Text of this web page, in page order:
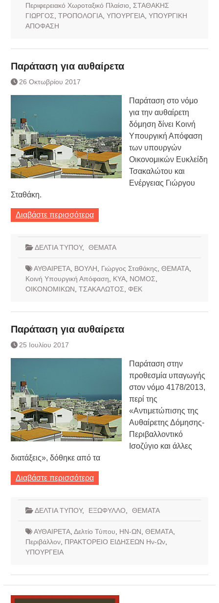
Περιφερειακό Χωροταξικό Πλαίσιο
ΣΤΑΘΑΚΗΣ
ΓΙΩΡΓΟΣ ΤΡΟΠΟΛΟΓΙΑ, ΥΠΟΥΡΓΕΙΑ, ΥΠΟΥΡΓΙΚΗ
ΑΠΟΦΑΣΗ
Παράταση για αυθαίρετα
26 Οκτωβρίου 2017
Παράταση στο νόμο
για την αυθαίρετη
δόμηση δίνει Κοινή
Υπουργική Απόφαση
των υπουργών
Οικονομικών Ευκλείδη
Τσακαλώτου και
Ενέργειας Γιώργου
Σταθάκη.
Διαβάστε περισσότερα
ΔΕΛΤΙΑ ΤΥΠΟΥ, ΘΕΜΑΤΑ
ΑΥΘΑΙΡΕΤΑ, ΒΟΥΛΗ Γιώργος Σταθάκης ΘΕΜΑΤΑ,
Κοινή Υπουργική Απόφαση
ΚΥΑ, ΝΟΜΟΣ
ΟΙΚΟΝΟΜΙΚΩΝ ΤΣΑΚΑΛΩΤΟΣ ΦΕΚ
Παράταση για αυθαίρετα
25 Ιουλίου 2017
Παράταση στην
προθεσμία υπαγωγής
στον νόμο 4178/2013,
περί της
«Αντιμετώπισης της
Αυθαίρετης Δόμησης-
Περιβαλλοντικό
Ισοζύγιο και άλλες
διατάξεις», δόθηκε από τα
Διαβάστε περισσότερα
ΔΕΛΤΙΑ ΤΥΠΟΥ, ΕΞΩΦΥΛΛΟ ΘΕΜΑΤΑ
ΑΥΘΑΙΡΕΤΑ, Δελτίο Τύπου ΗΝ-ΩΝ ΘΕΜΑΤΑ,
Περιβάλλον, ΠΡΑΚΤΟΡΕΙΟ ΕΙΔΗΣΕΩΝ Ην-Ων,
ΥΠΟΥΡΓΕΙΑ